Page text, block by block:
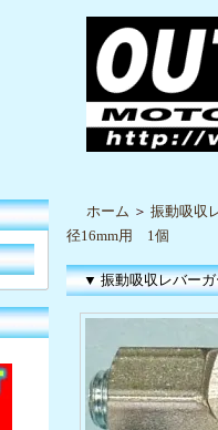
ホーム ＞ 振動吸収
径16mm用 1個
▼ 振動吸収レバー